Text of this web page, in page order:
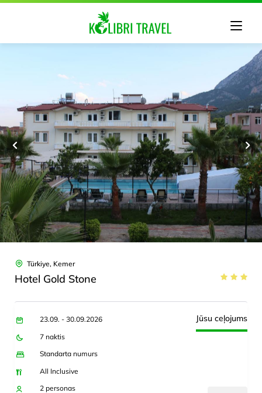
Türkiye, Kemer
Hotel Gold Stone
23.09. - 30.09.2026
7 naktis
Standarta numurs
All Inclusive
2 personas
Jūsu ceļojums